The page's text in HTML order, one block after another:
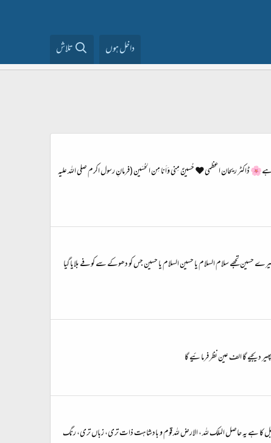
داخل ہوں تلاش
ریحان اعظمی❤ حُسینؑ مِنی وَاَنا مِن الحُسَین ‏(فرمانِ رسول اکرم صلی اللہ علیہ
تجھے سلام السلام یا حسین السلام یا حسین جس کو دھوکے سے کوفے بلایا گیا
گا الف عین نظر فرمائیے گا
کا ہے یہ حاصل الملک للہ ، الارض لله قوم و بادشاہت ذات تری، زباں تری، رنگ